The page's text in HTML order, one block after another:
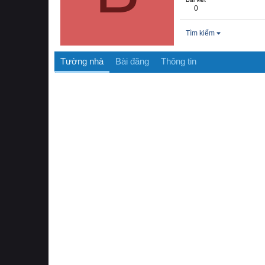
0
Tìm kiếm
Tường nhà Bài đăng Thông tin